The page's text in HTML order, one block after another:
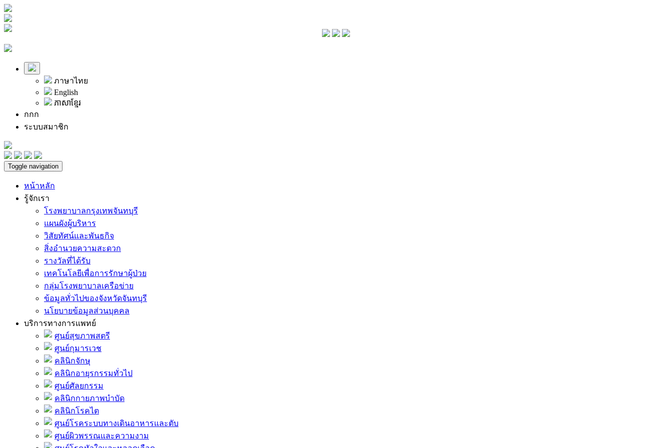
ภาษาไทย
English
ភាសាខ្មែរ
กกก
ระบบสมาชิก
Toggle navigation
หน้าหลัก
รู้จักเรา
โรงพยาบาลกรุงเทพจันทบุรี
แผนผังผู้บริหาร
วิสัยทัศน์และพันธกิจ
สิ่งอำนวยความสะดวก
รางวัลที่ได้รับ
เทคโนโลยีเพื่อการรักษาผู้ป่วย
กลุ่มโรงพยาบาลเครือข่าย
ข้อมูลทั่วไปของจังหวัดจันทบุรี
นโยบายข้อมูลส่วนบุคคล
บริการทางการแพทย์
ศูนย์สุขภาพสตรี
ศูนย์กุมารเวช
คลินิกจักษุ
คลินิกอายุรกรรมทั่วไป
ศูนย์ศัลยกรรม
คลินิกกายภาพบำบัด
คลินิกโรคไต
ศูนย์โรคระบบทางเดินอาหารและตับ
ศูนย์ผิวพรรณและความงาม